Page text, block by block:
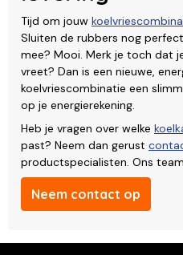
Tijd om jouw
Sluiten de rubbers nog
mee? Mooi. Merk je toch dat
vreet? Dan is een nieuwe,
koelvriescombinatie een
op je energierekening.
Heb je vragen over welke
past? Neem dan gerust
productspecialisten. Ons
Neem contact op